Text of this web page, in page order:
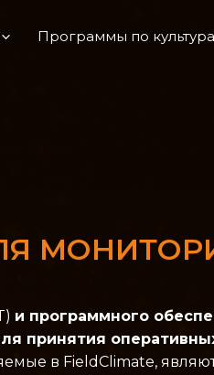
Программы по
и программного
принятия
в FieldClimate,